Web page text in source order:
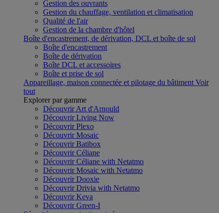
Gestion des ouvrants
Gestion du chauffage, ventilation et climatisation
Qualité de l'air
Gestion de la chambre d'hôtel
Boîte d'encastrement, de dérivation, DCL et boîte de sol
Boîte d'encastrement
Boîte de dérivation
Boîte DCL et accessoires
Boîte et prise de sol
Appareillage, maison connectée et pilotage du bâtiment Voir
tout
Explorer par gamme
Découvrir Art d'Arnould
Découvrir Living Now
Découvrir Plexo
Découvrir Mosaic
Découvrir Batibox
Découvrir Céliane
Découvrir Céliane with Netatmo
Découvrir Mosaic with Netatmo
Découvrir Dooxie
Découvrir Drivia with Netatmo
Découvrir Keva
Découvrir Green-I